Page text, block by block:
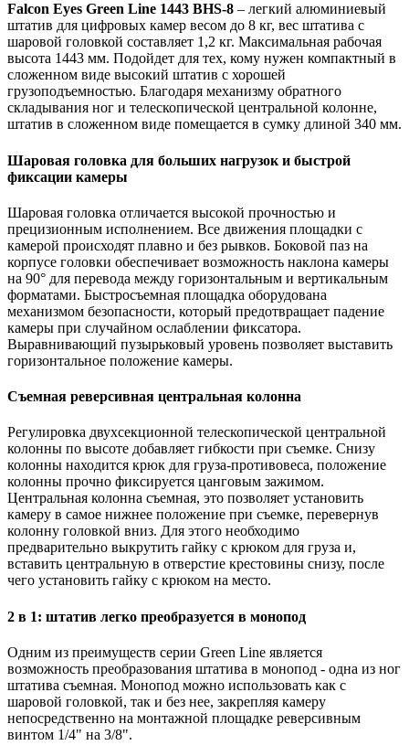
Falcon Eyes Green Line 1443 BHS-8 – легкий алюминиевый
штатив для цифровых камер весом до 8 кг, вес штатива с
шаровой головкой составляет 1,2 кг. Максимальная рабочая
высота 1443 мм. Подойдет для тех, кому нужен компактный в
сложенном виде высокий штатив с хорошей
грузоподъемностью. Благодаря механизму обратного
складывания ног и телескопической центральной колонне,
штатив в сложенном виде помещается в сумку длиной 340 мм.
Шаровая головка для больших нагрузок и быстрой
фиксации камеры
Шаровая головка отличается высокой прочностью и
прецизионным исполнением. Все движения площадки с
камерой происходят плавно и без рывков. Боковой паз на
корпусе головки обеспечивает возможность наклона камеры
на 90° для перевода между горизонтальным и вертикальным
форматами. Быстросъемная площадка оборудована
механизмом безопасности, который предотвращает падение
камеры при случайном ослаблении фиксатора.
Выравнивающий пузырьковый уровень позволяет выставить
горизонтальное положение камеры.
Съемная реверсивная центральная колонна
Регулировка двухсекционной телескопической центральной
колонны по высоте добавляет гибкости при съемке. Снизу
колонны находится крюк для груза-противовеса, положение
колонны прочно фиксируется цанговым зажимом.
Центральная колонна съемная, это позволяет установить
камеру в самое нижнее положение при съемке, перевернув
колонну головкой вниз. Для этого необходимо
предварительно выкрутить гайку с крюком для груза и,
вставить центральную в отверстие крестовины снизу, после
чего установить гайку с крюком на место.
2 в 1: штатив легко преобразуется в монопод
Одним из преимуществ серии Green Line является
возможность преобразования штатива в монопод - одна из ног
штатива съемная. Монопод можно использовать как с
шаровой головкой, так и без нее, закрепляя камеру
непосредственно на монтажной площадке реверсивным
винтом 1/4" на 3/8".